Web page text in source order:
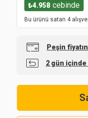
₺4.958 cebinde
Bu ürünü satan 4
Peşin
2 gün